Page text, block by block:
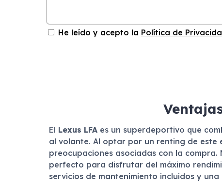
He leído y acepto la Política de
El Lexus LFAes un superdeportivo que
al volante. Al optar por un renting de este
preocupaciones asociadas con la
perfecto para disfrutar del máximo
servicios de mantenimiento incluidos y